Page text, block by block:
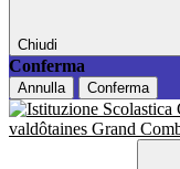
Chiudi
Conferma
Annulla Conferma